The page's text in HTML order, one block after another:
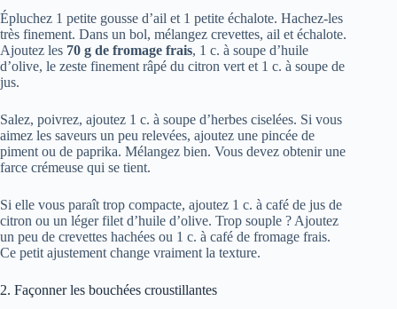
Épluchez 1 petite gousse d’ail et 1 petite échalote. Hachez-les
très finement. Dans un bol, mélangez crevettes, ail et échalote.
Ajoutez les 70 g de fromage frais, 1 c. à soupe d’huile
d’olive, le zeste finement râpé du citron vert et 1 c. à soupe de
jus.
Salez, poivrez, ajoutez 1 c. à soupe d’herbes ciselées. Si vous
aimez les saveurs un peu relevées, ajoutez une pincée de
piment ou de paprika. Mélangez bien. Vous devez obtenir une
farce crémeuse qui se tient.
Si elle vous paraît trop compacte, ajoutez 1 c. à café de jus de
citron ou un léger filet d’huile d’olive. Trop souple ? Ajoutez
un peu de crevettes hachées ou 1 c. à café de fromage frais.
Ce petit ajustement change vraiment la texture.
2. Façonner les bouchées croustillantes